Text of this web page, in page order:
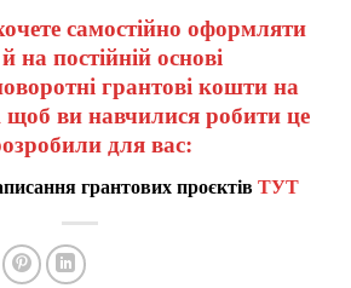
самостійно оформляти
на постійній основі
грантові кошти на
щоб ви навчилися робити це
для вас:
грантових проєктівТУТ